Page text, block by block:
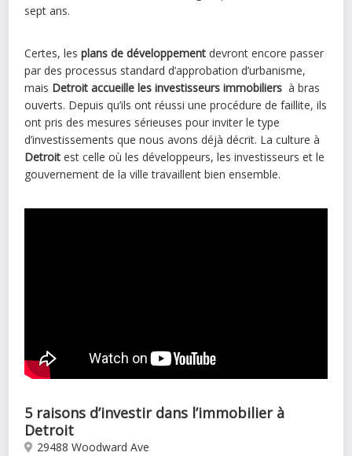
sept ans.
Certes, lesplans de développement devront encore passer
par des processus standard d’approbation d’urbanisme,
mais Detroit accueille les investisseurs immobiliers à bras
ouverts. Depuis qu’ils ont réussi une procédure de faillite, ils
ont pris des mesures sérieuses pour inviter le type
d’investissements que nous avons déjà décrit. La culture à
Detroit est celle où les développeurs, les investisseurs et le
gouvernement de la ville travaillent bien ensemble.
5 raisons d’investir dans l’immobilier à
Detroit
29488 Woodward Ave